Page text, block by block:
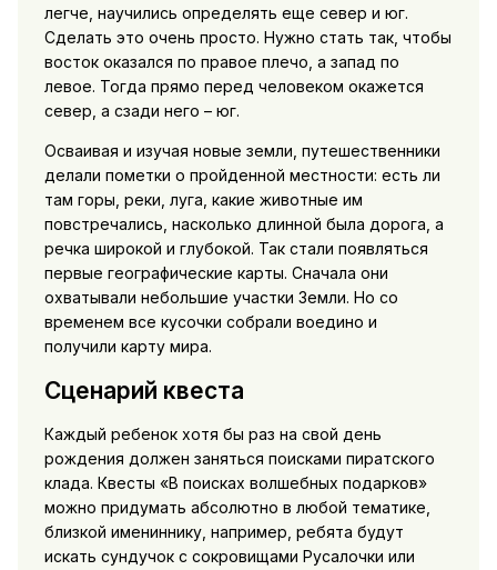
легче, научились определять еще север и юг.
Сделать это очень просто. Нужно стать так, чтобы
восток оказался по правое плечо, а запад по
левое. Тогда прямо перед человеком окажется
север, а сзади него – юг.
Осваивая и изучая новые земли, путешественники
делали пометки о пройденной местности: есть ли
там горы, реки, луга, какие животные им
повстречались, насколько длинной была дорога, а
речка широкой и глубокой. Так стали появляться
первые географические карты. Сначала они
охватывали небольшие участки Земли. Но со
временем все кусочки собрали воедино и
получили карту мира.
Сценарий квеста
Каждый ребенок хотя бы раз на свой день
рождения должен заняться поисками пиратского
клада. Квесты «В поисках волшебных подарков»
можно придумать абсолютно в любой тематике,
близкой имениннику, например, ребята будут
искать сундучок с сокровищами Русалочки или